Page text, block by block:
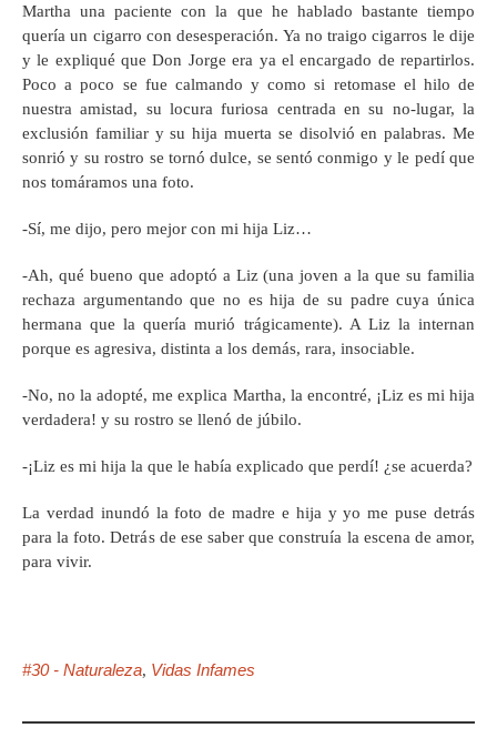
Martha una paciente con la que he hablado bastante tiempo
quería un cigarro con desesperación. Ya no traigo cigarros le dije
y le expliqué que Don Jorge era ya el encargado de repartirlos.
Poco a poco se fue calmando y como si retomase el hilo de
nuestra amistad, su locura furiosa centrada en su no-lugar, la
exclusión familiar y su hija muerta se disolvió en palabras. Me
sonrió y su rostro se tornó dulce, se sentó conmigo y le pedí que
nos tomáramos una foto.
-Sí, me dijo, pero mejor con mi hija Liz…
-Ah, qué bueno que adoptó a Liz (una joven a la que su familia
rechaza argumentando que no es hija de su padre cuya única
hermana que la quería murió trágicamente). A Liz la internan
porque es agresiva, distinta a los demás, rara, insociable.
-No, no la adopté, me explica Martha, la encontré, ¡Liz es mi hija
verdadera! y su rostro se llenó de júbilo.
-¡Liz es mi hija la que le había explicado que perdí! ¿se acuerda?
La verdad inundó la foto de madre e hija y yo me puse detrás
para la foto. Detrás de ese saber que construía la escena de amor,
para vivir.
#30 - Naturaleza, Vidas Infames